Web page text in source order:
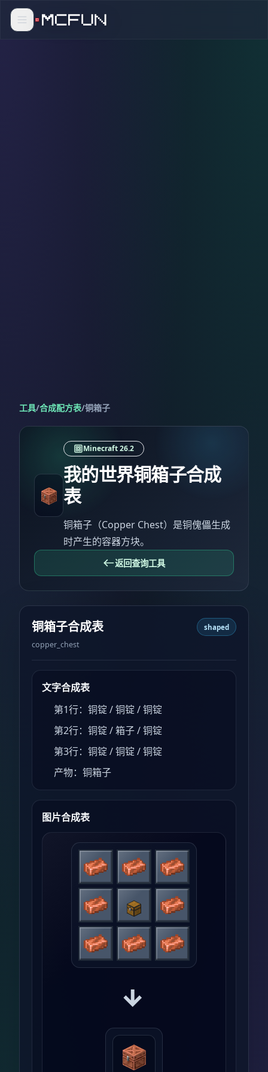
工具/合成配方表/铜箱子
Minecraft 26.2
我的世界铜箱子合成
表
铜箱子（Copper Chest）是铜傀儡生成
时产生的容器方块。
返回查询工具
铜箱子合成表
copper_chest
shaped
文字合成表
第1行：铜锭 / 铜锭 / 铜锭
第2行：铜锭 / 箱子 / 铜锭
第3行：铜锭 / 铜锭 / 铜锭
产物：铜箱子
图片合成表
→